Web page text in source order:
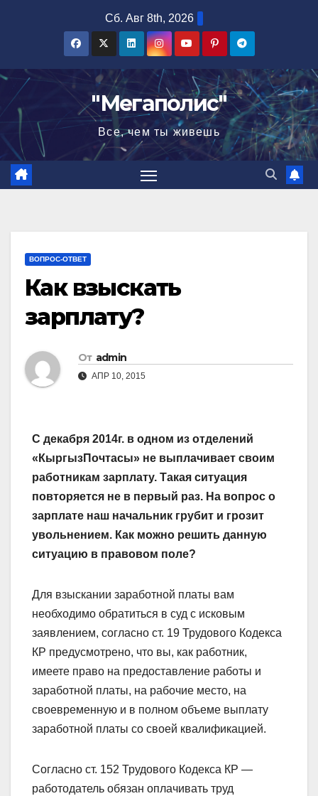
Сб. Авг 8th, 2026
"Мегаполис"
Все, чем ты живешь
ВОПРОС-ОТВЕТ
Как взыскать
зарплату?
От admin
АПР 10, 2015
С декабря 2014г. в одном из отделений
«КыргызПочтасы» не выплачивает своим
работникам зарплату. Такая ситуация
повторяется не в первый раз. На вопрос о
зарплате наш начальник грубит и грозит
увольнением. Как можно решить данную
ситуацию в правовом поле?
Для взыскании заработной платы вам
необходимо обратиться в суд с исковым
заявлением, согласно ст. 19 Трудового Кодекса
КР предусмотрено, что вы, как работник,
имеете право на предоставление работы и
заработной платы, на рабочие место, на
своевременную и в полном объеме выплату
заработной платы со своей квалификацией.
Согласно ст. 152 Трудового Кодекса КР —
работодатель обязан оплачивать труд